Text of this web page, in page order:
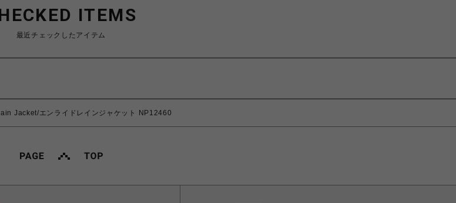
ITEMS
最近チェックしたアイテム
Jacket/エンライドレインジャケット NP12460